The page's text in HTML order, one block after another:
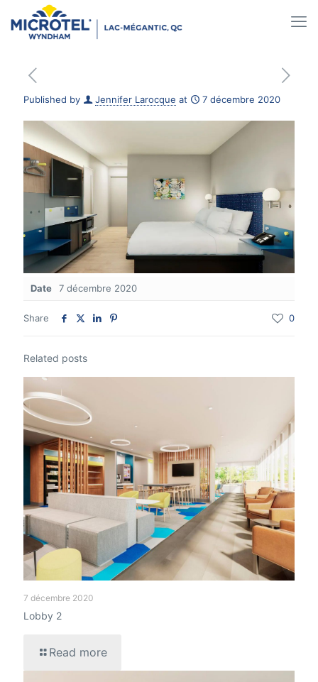
Published by Jennifer Larocque at 7 décembre 2020
Date 7 décembre 2020
Share 0
Related posts
7 décembre 2020
Lobby 2
Read more